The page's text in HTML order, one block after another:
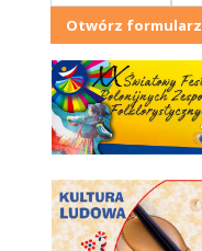
Otwórz formularz